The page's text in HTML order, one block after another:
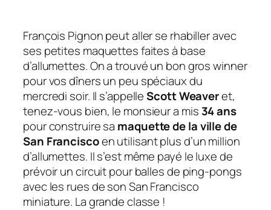
François Pignon peut aller se rhabiller avec
ses petites maquettes faites à base
d’allumettes. On a trouvé un bon groswinner
pour vos dîners un peu spéciaux du
mercredi soir. Il s’appelleScott Weaveret,
tenez-vous bien, le monsieur a mis 34 ans
pour construire sa maquette de la ville de
San Franciscoen utilisant plus d’un million
d’allumettes. Il s’est même payé le luxe de
prévoir un circuit pour balles de ping-pongs
avec les rues de son San Francisco
miniature. La grande classe !